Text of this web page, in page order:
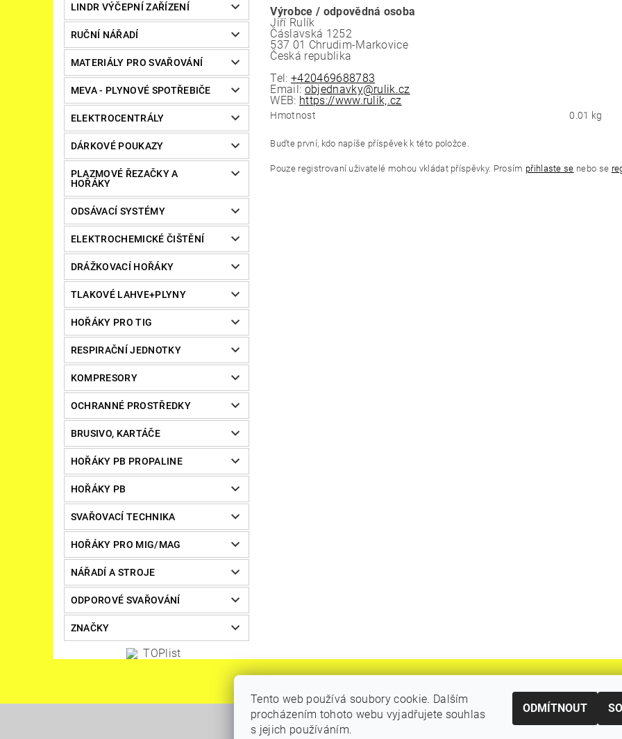
LINDR VÝČEPNÍ ZAŘÍZENÍ
RUČNÍ NÁŘADÍ
MATERIÁLY PRO SVAŘOVÁNÍ
MEVA - PLYNOVÉ SPOTŘEBIČE
ELEKTROCENTRÁLY
DÁRKOVÉ POUKAZY
PLAZMOVÉ ŘEZAČKY A
HOŘÁKY
ODSÁVACÍ SYSTÉMY
ELEKTROCHEMICKÉ ČIŠTĚNÍ
DRÁŽKOVACÍ HOŘÁKY
TLAKOVÉ LAHVE+PLYNY
HOŘÁKY PRO TIG
RESPIRAČNÍ JEDNOTKY
KOMPRESORY
OCHRANNÉ PROSTŘEDKY
BRUSIVO, KARTÁČE
HOŘÁKY PB PROPALINE
HOŘÁKY PB
SVAŘOVACÍ TECHNIKA
HOŘÁKY PRO MIG/MAG
NÁŘADÍ A STROJE
ODPOROVÉ SVAŘOVÁNÍ
ZNAČKY
Výrobce / odpovědná osoba
Jiří Rulík
Čáslavská 1252
537 01 Chrudim-Markovice
Česká republika
Tel:+420469688783
Email: objednavky@rulik.cz
WEB: https://www.rulik,.cz
Hmotnost 0.01 kg
Buďte první, kdo napíše příspěvek k této položce.
Pouze registrovaní uživatelé mohou vkládat příspěvky. Prosím přihlaste se nebo se
Původní eshop rulik.cz
Tento web používá soubory cookie. Dalším
procházením tohoto webu vyjadřujete souhlas
s jejich používáním.
ODMÍTNOUT